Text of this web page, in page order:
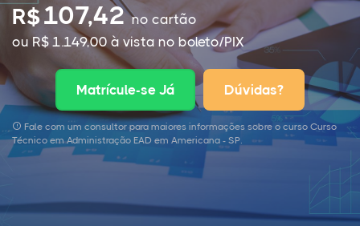
R$107,42no cartão
ou R$ 1.149,00 à vista no boleto/PIX
Matrícule-se Já Dúvidas?
Fale com um consultor para maiores informações sobre o curso Curso
Técnico em Administração EAD em Americana - SP.